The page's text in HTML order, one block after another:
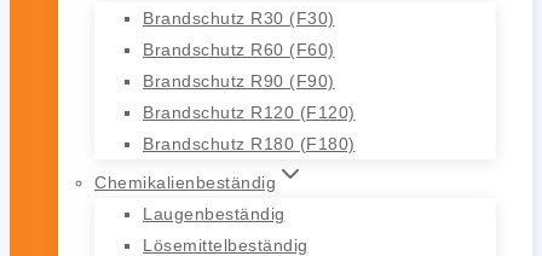
Brandschutz R30 (F30)
Brandschutz R60 (F60)
Brandschutz R90 (F90)
Brandschutz R120 (F120)
Brandschutz R180 (F180)
Chemikalienbeständig
Laugenbeständig
Lösemittelbeständig